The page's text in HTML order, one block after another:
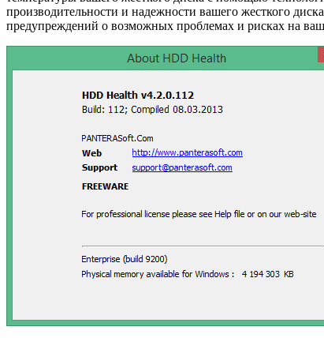
производительности и надежности вашего жесткого
предупреждений о возможных проблемах и рисках на